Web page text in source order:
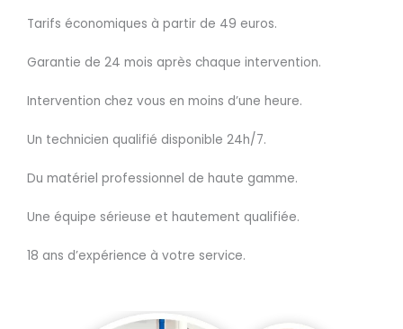
Tarifs économiques à partir de 49 euros.
Garantie de 24 mois après chaque intervention.
Intervention chez vous en moins d’une heure.
Un technicien qualifié disponible 24h/7.
Du matériel professionnel de haute gamme.
Une équipe sérieuse et hautement qualifiée.
18 ans d’expérience à votre service.